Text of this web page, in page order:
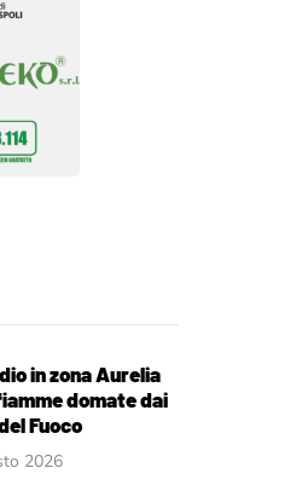
in zona Aurelia
domate dai
Fuoco
2026